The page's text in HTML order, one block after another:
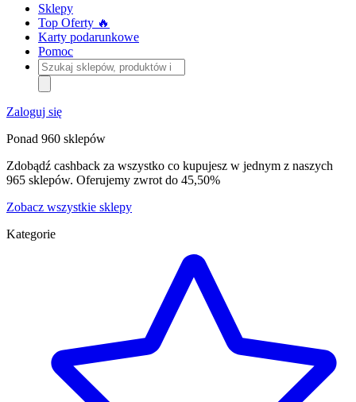
Sklepy
Top Oferty 🔥
Karty podarunkowe
Pomoc
Szukaj
sklepów,
produktów
i
kategorii
Zaloguj się
Ponad 960 sklepów
Zdobądź cashback za wszystko co kupujesz w jednym z naszych
965 sklepów. Oferujemy zwrot do 45,50%
Zobacz wszystkie sklepy
Kategorie